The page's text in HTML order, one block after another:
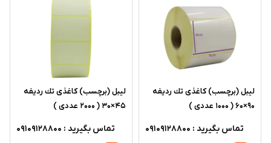
ليبل (برچسب) کاغذی تك رديفه
90×60 ( 1000 عددی )
تماس بگیرید : 09109128800
ليبل (برچسب) کاغذی تك رديفه
45×30 ( 2000 عددی )
تماس بگیرید : 09109128800